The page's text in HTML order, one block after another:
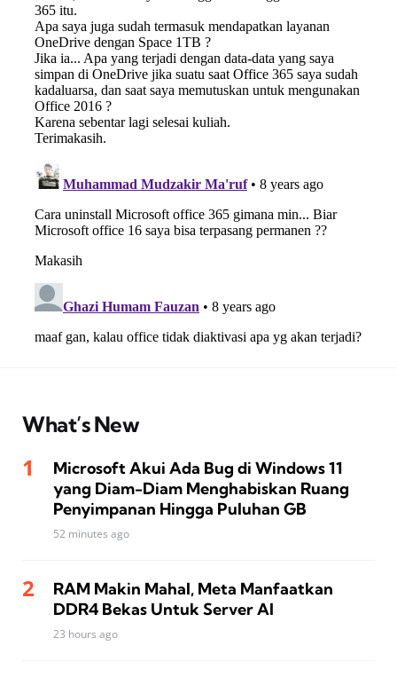
What’s New
Microsoft Akui Ada Bug di Windows 11
yang Diam-Diam Menghabiskan Ruang
Penyimpanan Hingga Puluhan GB
52 minutes ago
RAM Makin Mahal, Meta Manfaatkan
DDR4 Bekas Untuk Server AI
23 hours ago